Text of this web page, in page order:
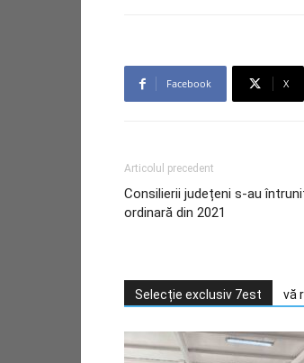
Facebook X
Articolul precedent
Consilierii județeni s-au
ordinară din 2021
Selecție exclusiv 7est vă